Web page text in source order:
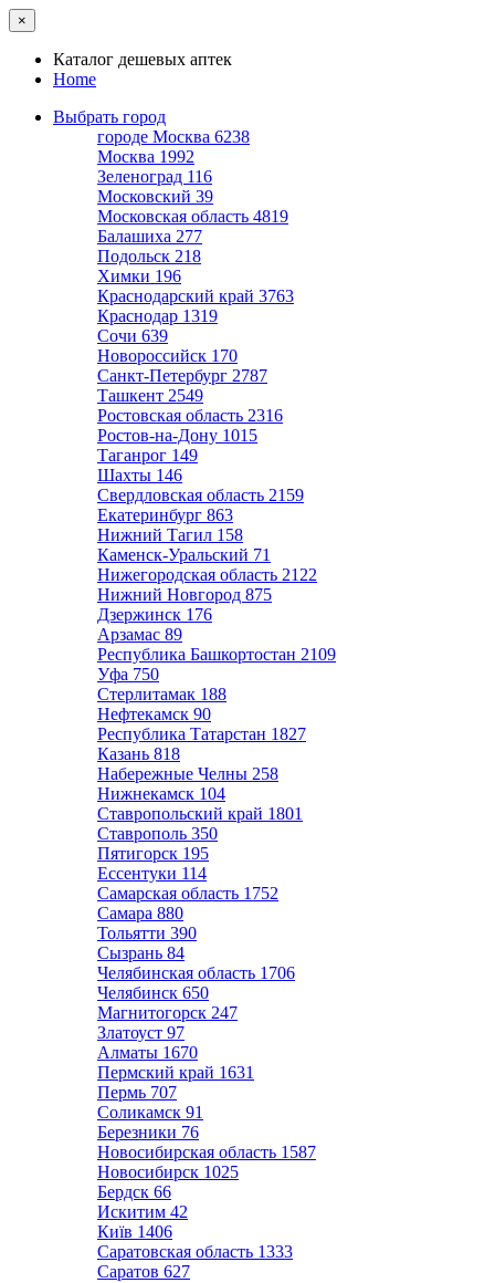
×
Каталог дешевых аптек
Home
Выбрать город
городе Москва 6238
Москва 1992
Зеленоград 116
Московский 39
Московская область 4819
Балашиха 277
Подольск 218
Химки 196
Краснодарский край 3763
Краснодар 1319
Сочи 639
Новороссийск 170
Санкт-Петербург 2787
Ташкент 2549
Ростовская область 2316
Ростов-на-Дону 1015
Таганрог 149
Шахты 146
Свердловская область 2159
Екатеринбург 863
Нижний Тагил 158
Каменск-Уральский 71
Нижегородская область 2122
Нижний Новгород 875
Дзержинск 176
Арзамас 89
Республика Башкортостан 2109
Уфа 750
Стерлитамак 188
Нефтекамск 90
Республика Татарстан 1827
Казань 818
Набережные Челны 258
Нижнекамск 104
Ставропольский край 1801
Ставрополь 350
Пятигорск 195
Ессентуки 114
Самарская область 1752
Самара 880
Тольятти 390
Сызрань 84
Челябинская область 1706
Челябинск 650
Магнитогорск 247
Златоуст 97
Алматы 1670
Пермский край 1631
Пермь 707
Соликамск 91
Березники 76
Новосибирская область 1587
Новосибирск 1025
Бердск 66
Искитим 42
Київ 1406
Саратовская область 1333
Саратов 627